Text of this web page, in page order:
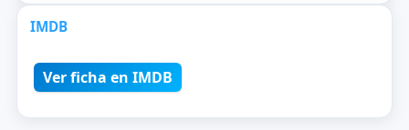
IMDB
Ver ficha en IMDB